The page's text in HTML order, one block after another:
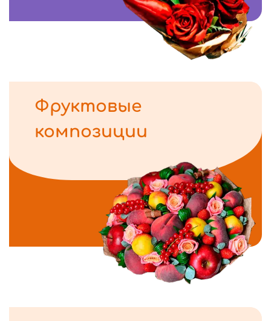
Фруктовые
композиции